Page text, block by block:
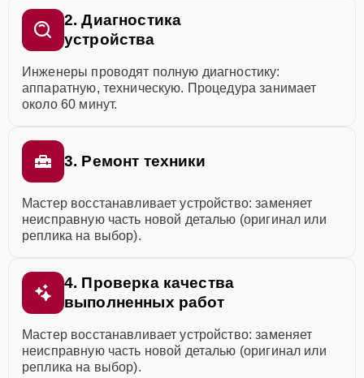
2. Диагностика
устройства
Инженеры проводят полную диагностику:
аппаратную, техническую. Процедура занимает
около 60 минут.
3. Ремонт техники
Мастер восстанавливает устройство: заменяет
неисправную часть новой деталью (оригинал или
реплика на выбор).
4. Проверка качества
выполненных работ
Мастер восстанавливает устройство: заменяет
неисправную часть новой деталью (оригинал или
реплика на выбор).